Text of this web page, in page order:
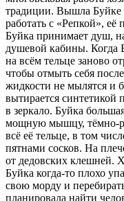
традиции. Вышла Буйке
работать с «Репкой», её
Буйка принимает душ,
душевой кабины. Когда
на всём тельце заново
чтобы отмыть себя
жидкости не мылятся и
вытирается синтетикой
в зеркало. Буйка
мощную мышцу, тёмно-
всё её тельце, в том
пятнами сосков. На
от дедовских клешней.
Буйка когда-то плохо
свою морду и
планировала найти